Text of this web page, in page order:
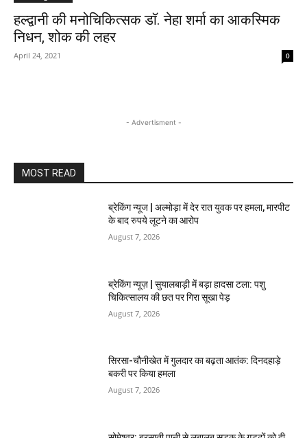
हल्द्वानी की मनोचिकित्सक डाॅ. नेहा शर्मा का आकस्मिक
निधन, शोक की लहर
April 24, 2021 0
- Advertisment -
MOST READ
ब्रेकिंग न्यूज | अल्मोड़ा में देर रात युवक पर हमला, मारपीट
के बाद रुपये लूटने का आरोप
August 7, 2026
ब्रेकिंग न्यूज़ | सुयालबाड़ी में बड़ा हादसा टला: पशु
चिकित्सालय की छत पर गिरा सूखा पेड़
August 7, 2026
सिरसा-चौनीखेत में गुलदार का बढ़ता आतंक: दिनदहाड़े
बकरी पर किया हमला
August 7, 2026